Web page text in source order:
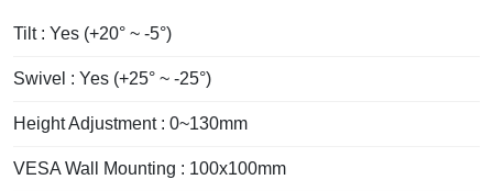
Tilt : Yes (+20° ~ -5°)
Swivel : Yes (+25° ~ -25°)
Height Adjustment : 0~130mm
VESA Wall Mounting : 100x100mm